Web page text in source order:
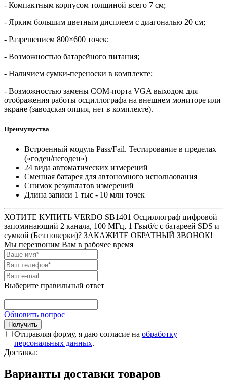
- Компактным корпусом толщиной всего 7 см;
- Ярким большим цветным дисплеем с диагональю 20 см;
- Разрешением 800×600 точек;
- Возможностью батарейного питания;
- Наличием сумки-переноски в комплекте;
- Возможностью замены COM-порта VGA выходом для
отображения работы осциллографа на внешнем мониторе или
экране (заводская опция, нет в комплекте).
Преимущества
Встроенный модуль Pass/Fail. Тестирование в пределах
(«годен/негоден»)
24 вида автоматических измерений
Сменная батарея для автономного использования
Снимок результатов измерений
Длина записи 1 тыс - 10 млн точек
ХОТИТЕ КУПИТЬ VERDO SB1401 Осциллограф цифровой
запоминающий 2 канала, 100 МГц, 1 Гвыб/с с батареей SDS и
сумкой (Без поверки)? ЗАКАЖИТЕ ОБРАТНЫЙ ЗВОНОК!
Мы перезвоним Вам в рабочее время
Выберите правильный ответ
Обновить вопрос
Отправляя форму, я даю согласие на обработку
персональных данных.
Доставка:
Варианты доставки товаров